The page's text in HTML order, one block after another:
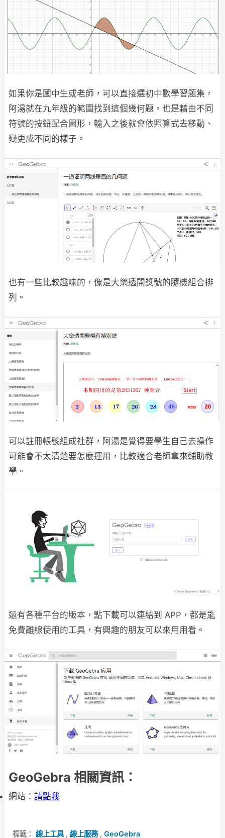
如果你是國中生或老師，可以直接選初中數學習題集，
阿湯就在九年級的範圍找到這個幾何題，也是藉由不同
符號的按鈕配合圖形，輸入之後就會依照算式去移動、
變更成不同的樣子。
也有一些比較趣味的，像是大樂透開獎號的隨機組合排
列。
可以註冊帳號組成社群，阿湯是覺得要學生自己去操作
可能會不太清楚要怎麼運用，比較適合老師拿來輔助教
學。
還有各種平台的版本，點下載可以連結到 APP，都是能
免費離線使用的工具，有興趣的朋友可以來用用看。
GeoGebra 相關資訊：
網站： 請點我
標籤： 線上工具, 線上服務, GeoGebra